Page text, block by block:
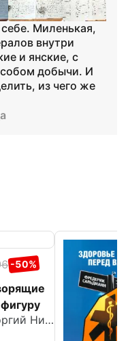
Миленькая,
внутри
и янские, с
добычи. И
из чего же
-50%
Сытин Георгий Николаевич